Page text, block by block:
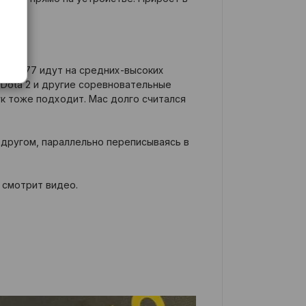
2077 идут на средних-высоких
2 и другие соревновательные
тоже подходит. Mac долго считался
параллельно переписываясь в
видео.